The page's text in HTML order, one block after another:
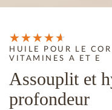
HUILE POUR LE
VITAMINES A ET E
Assouplit et
profondeur